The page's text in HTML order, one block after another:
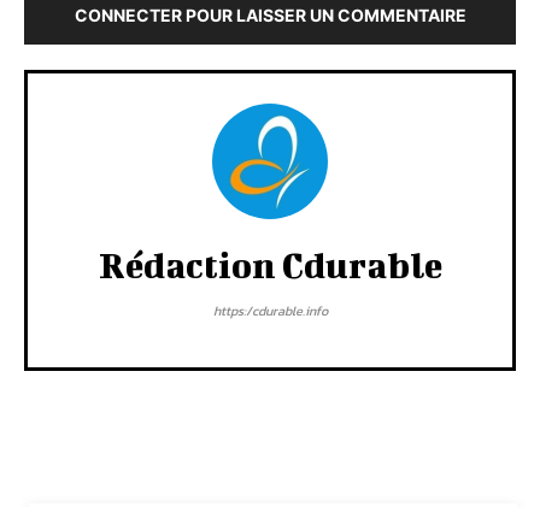
CONNECTER POUR LAISSER UN COMMENTAIRE
Rédaction Cdurable
https:/cdurable.info